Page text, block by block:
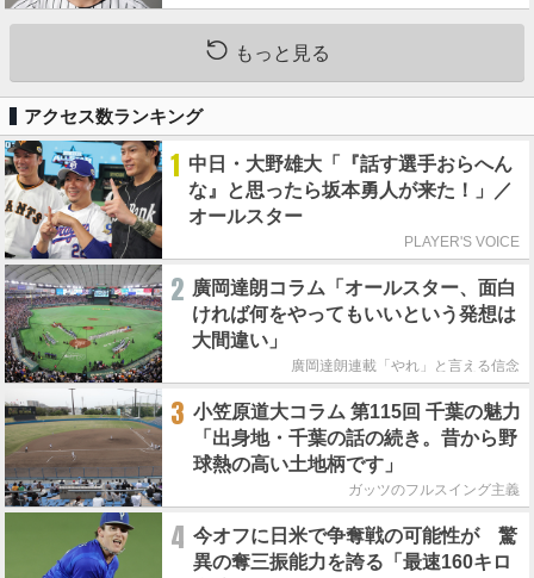
もっと見る
アクセス数ランキング
1 中日・大野雄大「『話す選手おらへん
な』と思ったら坂本勇人が来た！」／
オールスター
PLAYER'S VOICE
2 廣岡達朗コラム「オールスター、面白
ければ何をやってもいいという発想は
大間違い」
廣岡達朗連載「やれ」と言える信念
3 小笠原道大コラム 第115回 千葉の魅力
「出身地・千葉の話の続き。昔から野
球熱の高い土地柄です」
ガッツのフルスイング主義
4 今オフに日米で争奪戦の可能性が 驚
異の奪三振能力を誇る「最速160キロ